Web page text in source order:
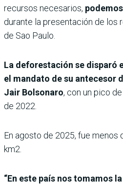
recursos necesarios,
durante la presentación de los
de Sao Paulo.
La deforestación se disparó
el mandato de su antecesor
Jair Bolsonaro, con un pico
de 2022.
En agosto de 2025, fue menos
km2.
“En este país nos tomamos